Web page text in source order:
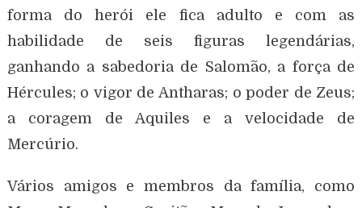
forma do herói ele fica adulto e com as
habilidade de seis figuras legendárias,
ganhando a sabedoria de Salomão, a força de
Hércules; o vigor de Antharas; o poder de Zeus;
a coragem de Aquiles e a velocidade de
Mercúrio.
Vários amigos e membros da família, como